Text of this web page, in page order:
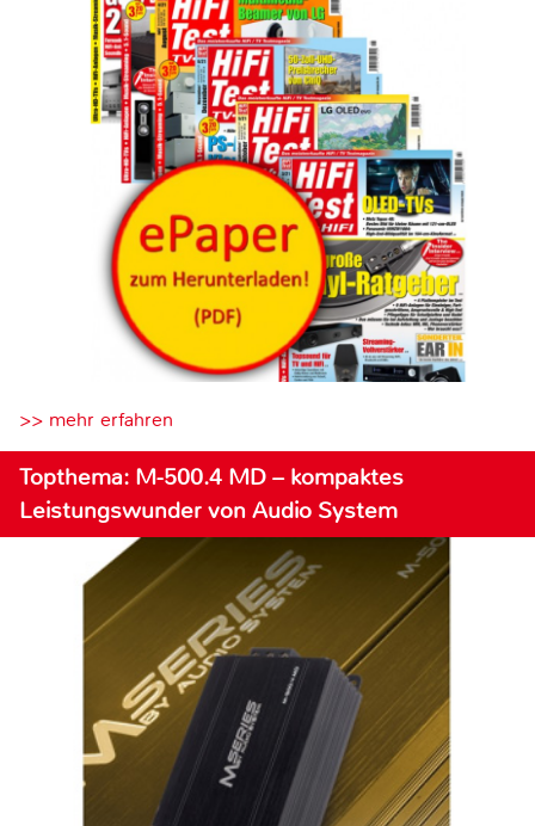
>> mehr erfahren
Topthema: M-500.4 MD – kompaktes
Leistungswunder von Audio System